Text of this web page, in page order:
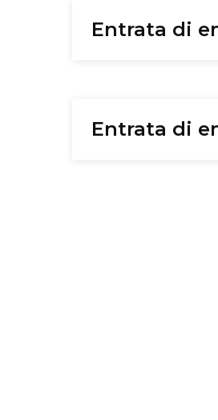
Entrata di
Entrata di